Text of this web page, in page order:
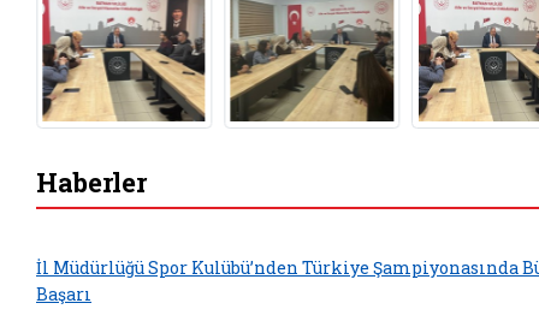
Haberler
İl Müdürlüğü Spor Kulübü’nden Türkiye Şampiyonasında
Başarı